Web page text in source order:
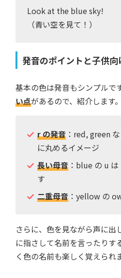
Look at the blue sky!
（青い空を見て！）
発音のポイントと子供
基本の色は発音もシンプルで
い点があるので、紹介します。
r の発音：red, green
に丸めるイメージ
長い母音：blue の u は
す
二重母音：yellow の
さらに、色を見ながら声に出
に指さして名前を言ったりす
く色の名前も楽しく覚えられ